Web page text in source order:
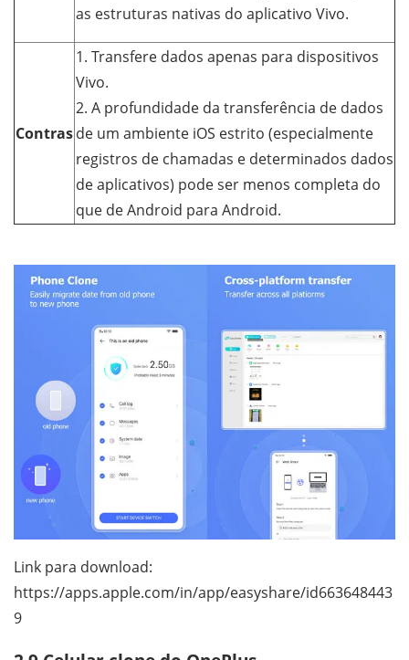
as estruturas nativas do aplicativo Vivo.
Contras
1. Transfere dados apenas para dispositivos
Vivo.
2. A profundidade da transferência de dados
de um ambiente iOS estrito (especialmente
registros de chamadas e determinados dados
de aplicativos) pode ser menos completa do
que de Android para Android.
Link para download:
https://apps.apple.com/in/app/easyshare/id663648443
9